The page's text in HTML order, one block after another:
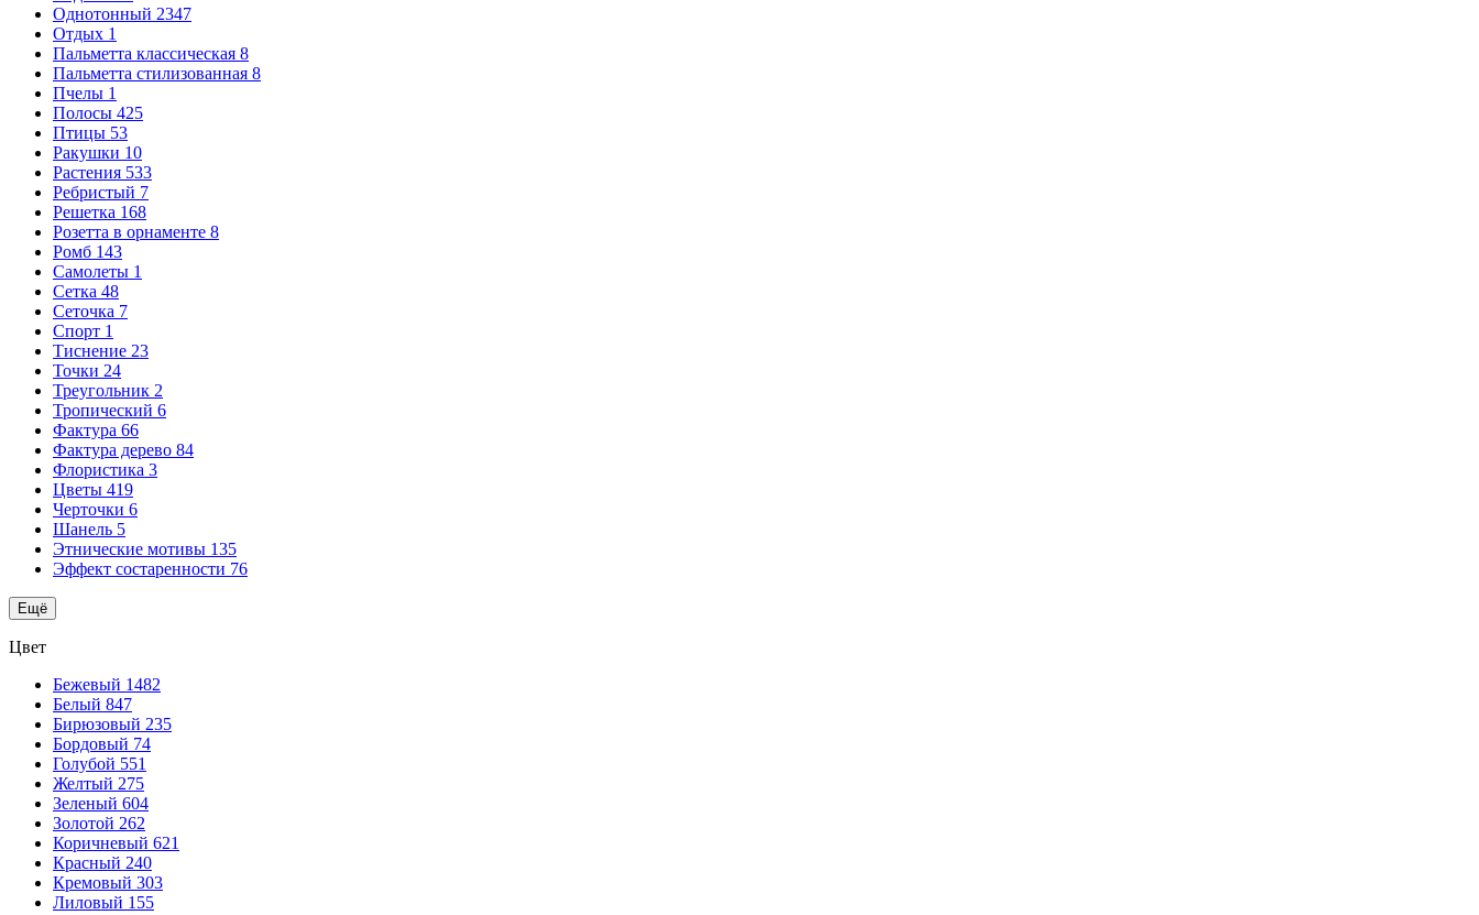
Однотонный 2347
Отдых 1
Пальметта классическая 8
Пальметта стилизованная 8
Пчелы 1
Полосы 425
Птицы 53
Ракушки 10
Растения 533
Ребристый 7
Решетка 168
Розетта в орнаменте 8
Ромб 143
Самолеты 1
Сетка 48
Сеточка 7
Спорт 1
Тиснение 23
Точки 24
Треугольник 2
Тропический 6
Фактура 66
Фактура дерево 84
Флористика 3
Цветы 419
Черточки 6
Шанель 5
Этнические мотивы 135
Эффект состаренности 76
Ещё
Цвет
Бежевый 1482
Белый 847
Бирюзовый 235
Бордовый 74
Голубой 551
Желтый 275
Зеленый 604
Золотой 262
Коричневый 621
Красный 240
Кремовый 303
Лиловый 155